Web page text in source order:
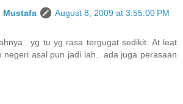
Mustafa
August 8, 2009 at 3:55:00 PM
yg tu yg rasa tergugat sedikit. At leat
negeri asal pun jadi lah.. ada juga perasaan